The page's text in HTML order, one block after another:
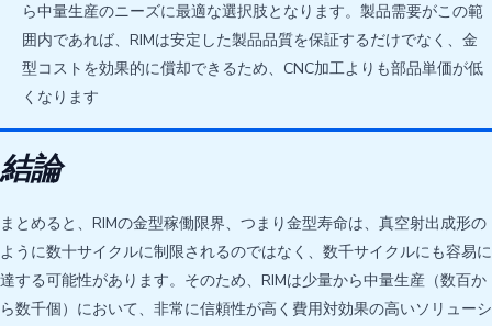
ら中量生産のニーズに最適な選択肢となります。製品需要がこの範
囲内であれば、RIMは安定した製品品質を保証するだけでなく、金
型コストを効果的に償却できるため、CNC加工よりも部品単価が低
くなります
結論
まとめると、RIMの金型稼働限界、つまり金型寿命は、真空射出成形の
ように数十サイクルに制限されるのではなく、数千サイクルにも容易に
達する可能性があります。そのため、RIMは少量から中量生産（数百か
ら数千個）において、非常に信頼性が高く費用対効果の高いソリューシ